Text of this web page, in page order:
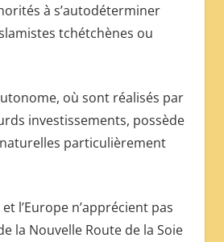
à s’autodéterminer
tchétchènes ou
où sont réalisés par
investissements, possède
particulièrement
l’Europe n’apprécient pas
la Nouvelle Route de la Soie